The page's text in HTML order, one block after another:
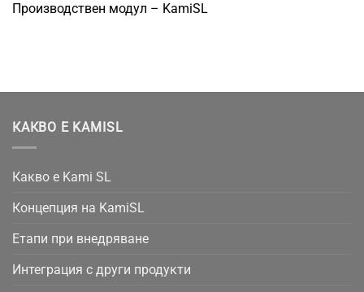
Производствен модул – KamiSL
КАКВО Е KAMISL
Какво е Kami SL
Концепция на KamiSL
Етапи при внедряване
Интеграция с други продукти